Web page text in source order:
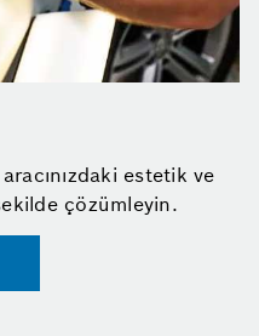
estetik ve
çözümleyin.